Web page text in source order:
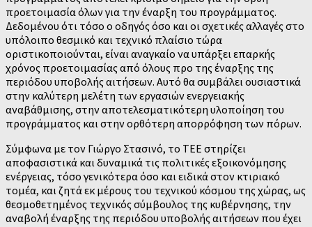
προετοιμασία όλων για την έναρξη του προγράμματος.
Δεδομένου ότι τόσο ο οδηγός όσο και οι σχετικές αλλαγές στο
υπόλοιπο θεσμικό και τεχνικό πλαίσιο τώρα
οριστικοποιούνται, είναι αναγκαίο να υπάρξει επαρκής
χρόνος προετοιμασίας από όλους προ της έναρξης της
περιόδου υποβολής αιτήσεων. Αυτό θα συμβάλει ουσιαστικά
στην καλύτερη μελέτη των εργασιών ενεργειακής
αναβάθμισης, στην αποτελεσματικότερη υλοποίηση του
προγράμματος και στην ορθότερη απορρόφηση των πόρων.
Σύμφωνα με τον Γιώργο Στασινό, το ΤΕΕ στηρίζει
αποφασιστικά και δυναμικά τις πολιτικές εξοικονόμησης
ενέργειας, τόσο γενικότερα όσο και ειδικά στον κτιριακό
τομέα, και ζητά εκ μέρους του τεχνικού κόσμου της χώρας, ως
θεσμοθετημένος τεχνικός σύμβουλος της κυβέρνησης, την
αναβολή έναρξης της περιόδου υποβολής αιτήσεων που έχει